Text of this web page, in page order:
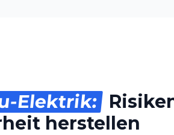
Elektrik:
herstellen